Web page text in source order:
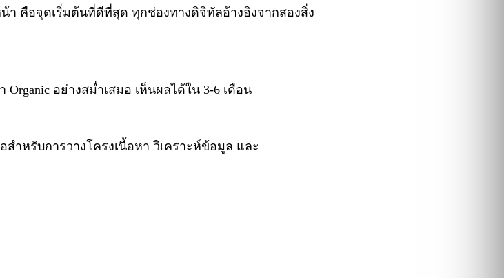
หน้า คือจุดเริ่มต้นที่ดีที่สุด ทุกช่องทางดิจิทัลอ้างอิงจากสองสิ่ง
Organic อย่างสม่ำเสมอ เห็นผลได้ใน 3-6 เดือน
สำหรับการวางโครงเนื้อหา วิเคราะห์ข้อมูล และ